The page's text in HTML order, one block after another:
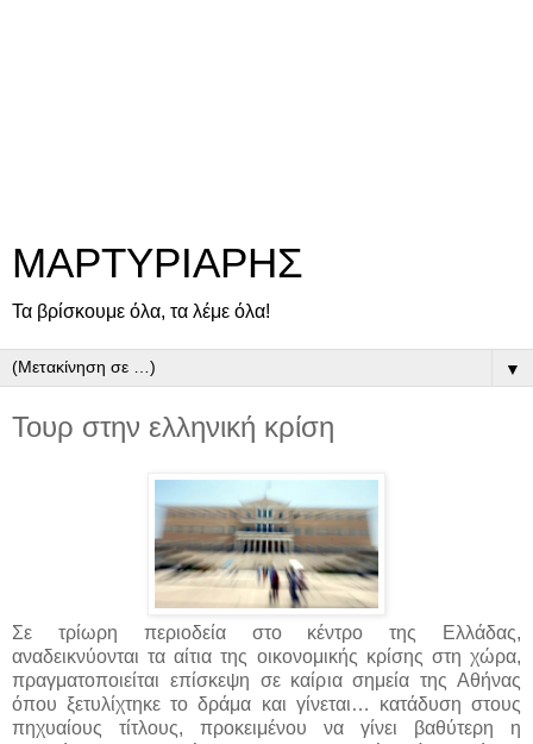
ΜΑΡΤΥΡΙΑΡΗΣ
Τα βρίσκουμε όλα, τα λέμε όλα!
▼
Τουρ στην ελληνική κρίση
Σε τρίωρη περιοδεία στο κέντρο της Ελλάδας,
αναδεικνύονται τα αίτια της οικονομικής κρίσης στη χώρα,
πραγματοποιείται επίσκεψη σε καίρια σημεία της Αθήνας
όπου ξετυλίχτηκε το δράμα και γίνεται…
κατάδυση στους
πηχυαίους τίτλους, προκειμένου να γίνει βαθύτερη η